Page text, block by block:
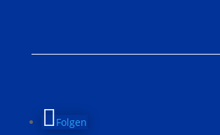
Folgen